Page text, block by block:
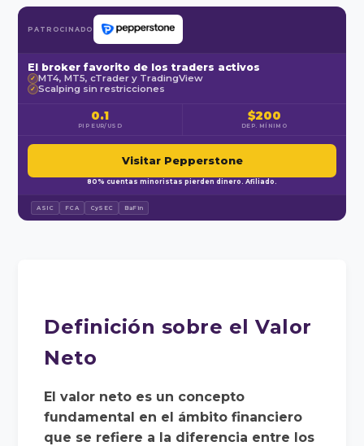
PATROCINADO
El broker favorito de los traders activos
✓ MT4, MT5, cTrader y TradingView
✓ Scalping sin restricciones
0.1
PIP EUR/USD
$200
DEP. MÍNIMO
Visitar Pepperstone
80% cuentas minoristas pierden dinero. Afiliado.
ASIC FCA CySEC BaFin
Definición sobre el Valor
Neto
El valor neto es un concepto
fundamental en el ámbito financiero
que se refiere a la diferencia entre los